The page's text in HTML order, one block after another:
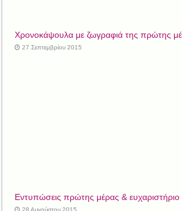
Χρονοκάψουλα με ζωγραφιά της πρώτης
27 Σεπτεμβρίου 2015
Εντυπώσεις πρώτης μέρας &
28 Αυγούστου 2015